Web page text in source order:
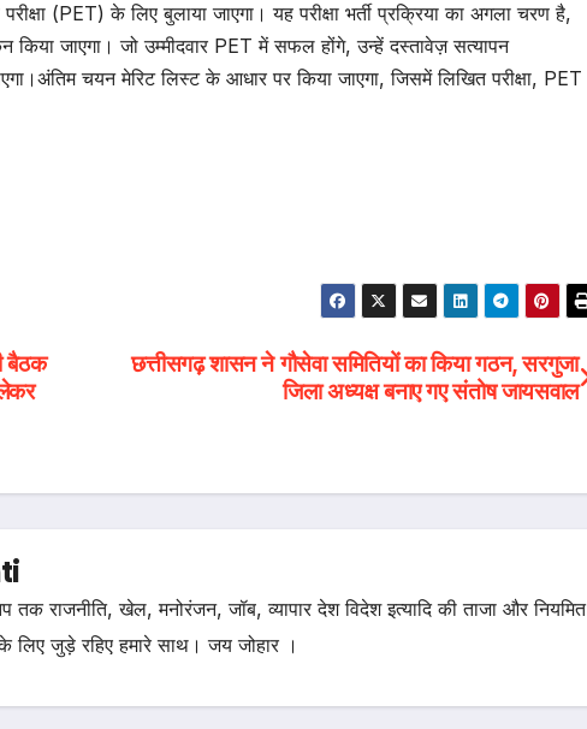
(PET) के लिए बुलाया जाएगा। यह परीक्षा भर्ती प्रक्रिया का अगला चरण है,
किया जाएगा। जो उम्मीदवार PET में सफल होंगे, उन्हें दस्तावेज़ सत्यापन
चयन मेरिट लिस्ट के आधार पर किया जाएगा, जिसमें लिखित परीक्षा, PET
छत्तीसगढ़ शासन ने गौसेवा समितियों का किया गठन, सरगुजा
जिला अध्यक्ष बनाए गए संतोष जायसवाल
बैठक
राजनीति, खेल, मनोरंजन, जॉब, व्यापार देश विदेश इत्यादि की ताजा और नियमित
जुड़े रहिए हमारे साथ। जय जोहार ।